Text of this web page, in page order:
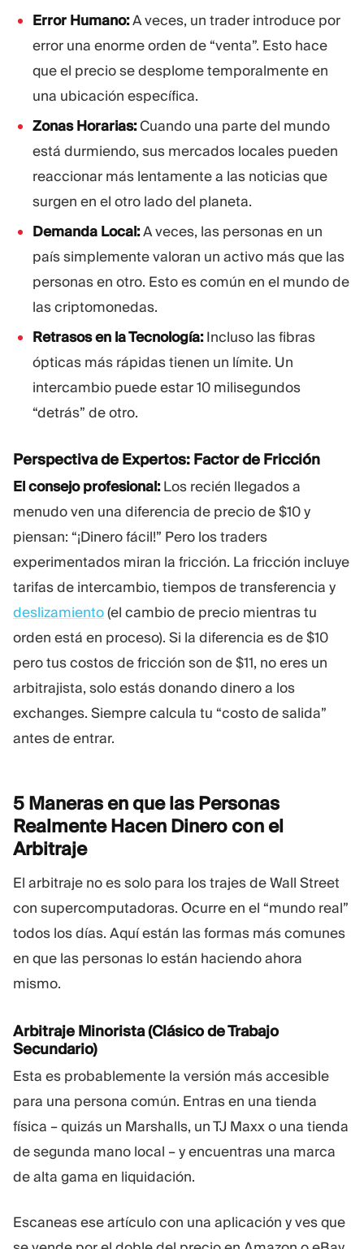
Error Humano:A veces, un trader introduce por
error una enorme orden de “venta”. Esto hace
que el precio se desplome temporalmente en
una ubicación específica.
Zonas Horarias:Cuando una parte del mundo
está durmiendo, sus mercados locales pueden
reaccionar más lentamente a las noticias que
surgen en el otro lado del planeta.
Demanda Local:A veces, las personas en un
país simplemente valoran un activo más que las
personas en otro. Esto es común en el mundo de
las criptomonedas.
Retrasos en la Tecnología:Incluso las fibras
ópticas más rápidas tienen un límite. Un
intercambio puede estar 10 milisegundos
“detrás” de otro.
Perspectiva de Expertos: Factor de Fricción
El consejo profesional:Los recién llegados a
menudo ven una diferencia de precio de $10 y
piensan: “¡Dinero fácil!” Pero los traders
experimentados miran la fricción. La fricción incluye
tarifas de intercambio, tiempos de transferencia y
deslizamiento(el cambio de precio mientras tu
orden está en proceso). Si la diferencia es de $10
pero tus costos de fricción son de $11, no eres un
arbitrajista, solo estás donando dinero a los
exchanges. Siempre calcula tu “costo de salida”
antes de entrar.
5 Maneras en que las Personas
Realmente Hacen Dinero con el
Arbitraje
El arbitraje no es solo para los trajes de Wall Street
con supercomputadoras. Ocurre en el “mundo real”
todos los días. Aquí están las formas más comunes
en que las personas lo están haciendo ahora
mismo.
Arbitraje Minorista (Clásico de Trabajo
Secundario)
Esta es probablemente la versión más accesible
para una persona común. Entras en una tienda
física – quizás un Marshalls, un TJ Maxx o una tienda
de segunda mano local – y encuentras una marca
de alta gama en liquidación.
Escaneas ese artículo con una aplicación y ves que